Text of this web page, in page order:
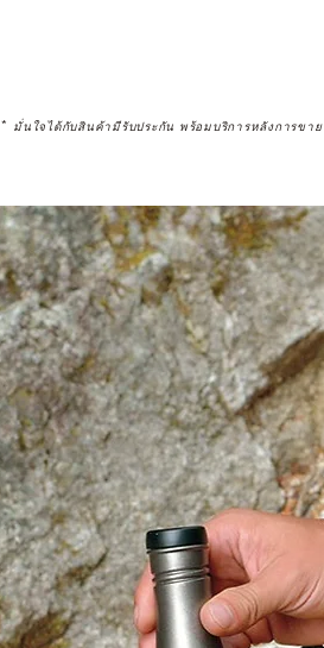
* มั่นใจได้กับสินค้ามีรับประกัน พร้อมบริการหลังการขาย